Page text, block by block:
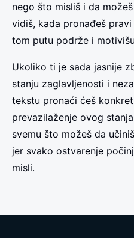
nego što misliš i da
vidiš, kada pronađeš
tom putu podrže i
Ukoliko ti je sada jasnije
stanju zaglavljenosti i
tekstu pronaći ćeš
prevazilaženje ovog
svemu što možeš da
jer svako ostvarenje
misli.